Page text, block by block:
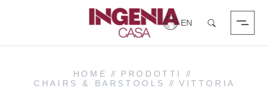
Search
Login
HOME // PRODOTTI
//
CHAIRS & BARSTOOLS
// VITTORIA